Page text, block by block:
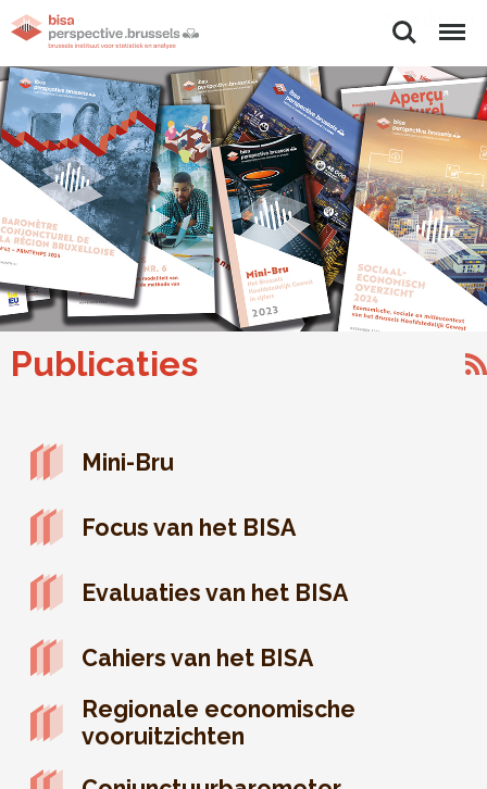
ZoekenMenu
Publicaties
Mini-Bru
Focus van het BISA
Evaluaties van het BISA
Cahiers van het BISA
Regionale economische
vooruitzichten